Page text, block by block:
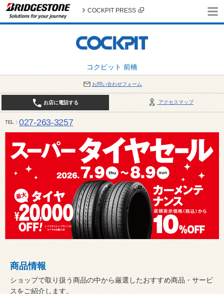
コクピット 前橋
COCKPIT PRESS
お問い合わせフォーム
アクセスマップ
お店に電話する
TEL 027-263-3257
10:00～19:00 / 定休日：8月の店休日 4日(火)、5日(水)、12日(水)〜16日(日)、18日(火)、19日(水)
商品情報
ショップで取り扱う商品の中から厳選したおすすめ商品・サービ
スをご紹介します。